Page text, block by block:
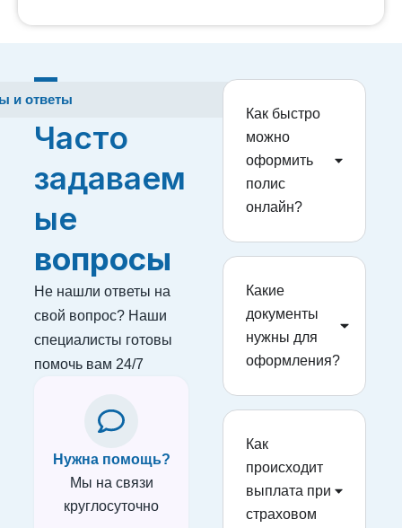
и ответы
Часто
задаваем
ые
вопросы
Не нашли ответы на
свой вопрос? Наши
специалисты готовы
помочь вам 24/7
Нужна помощь?
Мы на связи
круглосуточно
Как быстро
можно
оформить
полис
онлайн?
Какие
документы
нужны для
оформления?
Как
происходит
выплата при
страховом